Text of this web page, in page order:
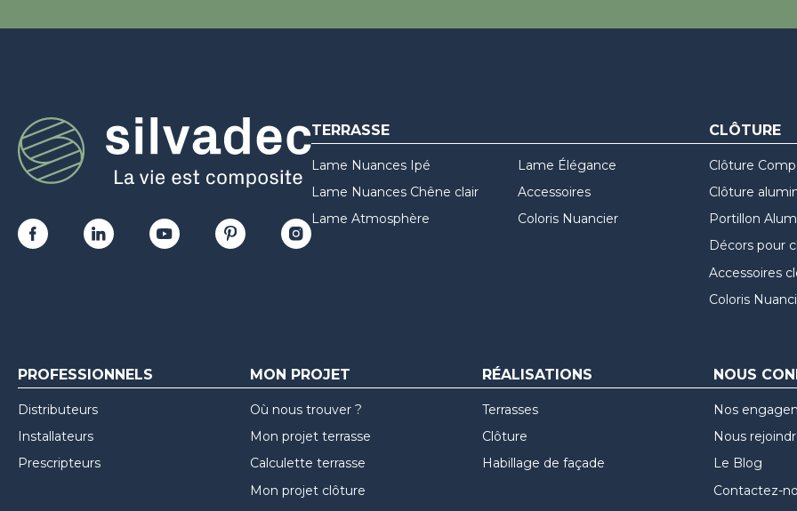
TERRASSE
Lame Nuances Ipé
Lame Nuances Chêne clair
Lame Atmosphère
Lame Élégance
Accessoires
Coloris Nuancier
CLÔTURE
Clôture
Clôture
Portillon
Décors pour
Accessoires
Coloris
PROFESSIONNELS
Distributeurs
Installateurs
Prescripteurs
MON PROJET
Où nous trouver ?
Mon projet terrasse
Calculette terrasse
Mon projet clôture
RÉALISATIONS
Terrasses
Clôture
Habillage de façade
NOUS
Nos
Nous
Le Blog
Contactez-